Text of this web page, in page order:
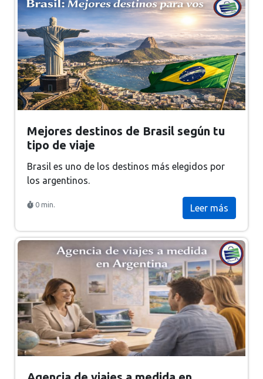
Mejores destinos de Brasil según tu
tipo de viaje
Brasil es uno de los destinos más elegidos por
los argentinos.
0 min. Leer más